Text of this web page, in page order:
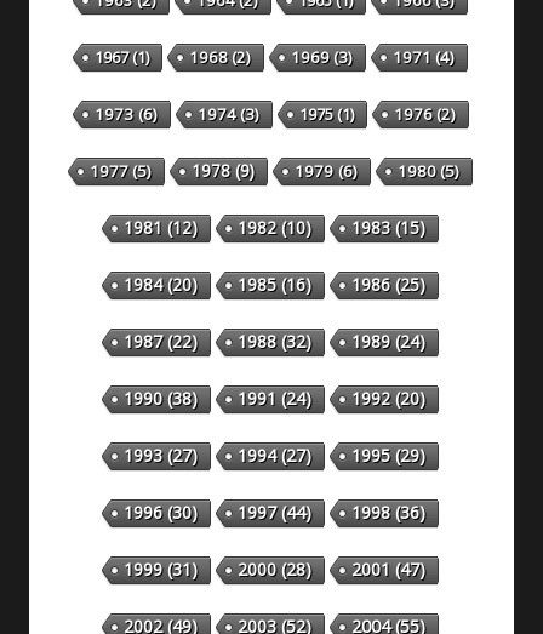
1967(1) 1968(2) 1969(3) 1971 (4)
1973(6) 1974(3) 1975(1) 1976(2)
1977(5) 1978(9) 1979(6) 1980(5)
1981 (12) 1982(10) 1983(15)
1984(20) 1985(16) 1986(25)
1987(22) 1988(32) 1989(24)
1990(38) 1991 (24) 1992(20)
1993(27) 1994(27) 1995(29)
1996(30) 1997(44) 1998(36)
1999(31) 2000(28) 2001 (47)
2002(49) 2003(52) 2004(55)